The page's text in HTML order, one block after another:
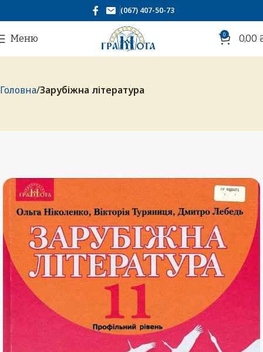
(067) 407-50-73
Меню 0 0,00
Головна Зарубіжна література